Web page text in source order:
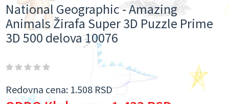
National Geographic - Amazing
Animals Žirafa Super 3D Puzzle Prime
3D 500 delova 10076
Redovna cena: 1.508 RSD